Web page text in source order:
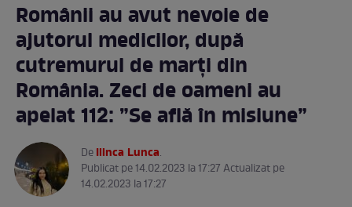
Românii au avut nevoie de
ajutorul medicilor, după
cutremurul de marți din
România. Zeci de oameni au
apelat 112: ”Se află în misiune”
DeIlinca Lunca.
Publicat pe 14.02.2023 la 17:27 Actualizat pe
14.02.2023 la 17:27